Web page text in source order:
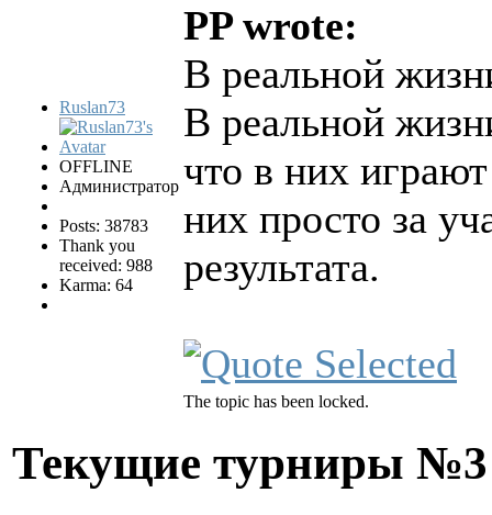
Ruslan73
OFFLINE
Администратор
Posts: 38783
Thank you
received: 988
Karma: 64
PP wrote:
В реальной
В реальной
что в них
них просто за
результата.
The topic has been locked.
Текущие турниры